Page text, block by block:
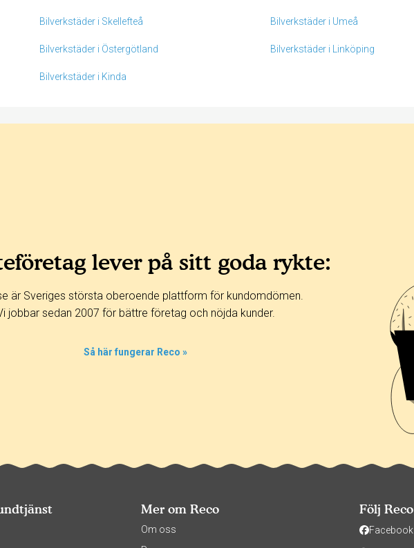
Bilverkstäder i Skellefteå Bilverkstäder i Umeå
Bilverkstäder i Östergötland Bilverkstäder i Linköping
Bilverkstäder i Kinda
lever på sitt goda rykte:
är Sveriges största oberoende plattform för kundomdömen.
jobbar sedan 2007 för bättre företag och nöjda kunder.
Så här fungerar Reco »
Mer om Reco
Om oss
Följ Reco
Facebook